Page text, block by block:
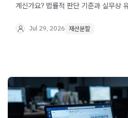
계신가요? 법률적 판단 기준과 실무상
안내합니다.
Jul 29, 2026 재산분할